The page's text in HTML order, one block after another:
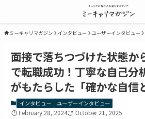
ミーキャリマガジン インタビュー ユーザーインタビュー
面接で落ちつづけた状態か
で転職成功！丁寧な自己分
がもたらした「確かな自信
インタビュー ユーザーインタビュー
February 28, 2024 October 21, 2025